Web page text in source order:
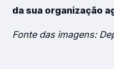
da sua organização
Fonte das imagens: